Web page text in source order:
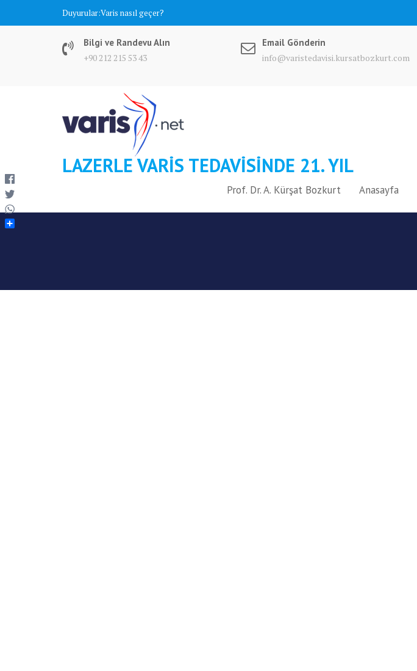
Duyurular:Varis nasıl geçer?
Bilgi ve Randevu Alın
+90 212 215 53 43
Email Gönderin
info@varistedavisi.kursatbozkurt.com
LAZERLE VARIS TEDAVISINDE 21. YIL
Prof. Dr. A. Kürşat Bozkurt Anasayfa